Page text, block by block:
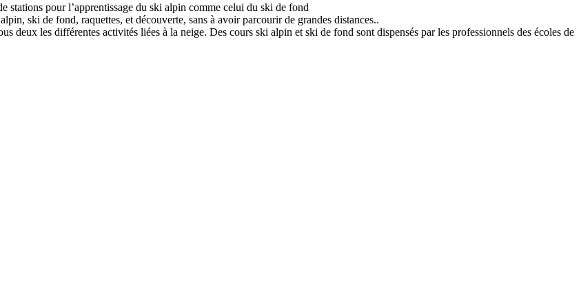
stations pour l’apprentissage du ski alpin comme celui du ski de fond
ski de fond, raquettes, et découverte, sans à avoir parcourir de grandes distances..
deux les différentes activités liées à la neige. Des cours ski alpin et ski de fond sont dispensés par les professionnels des écoles de